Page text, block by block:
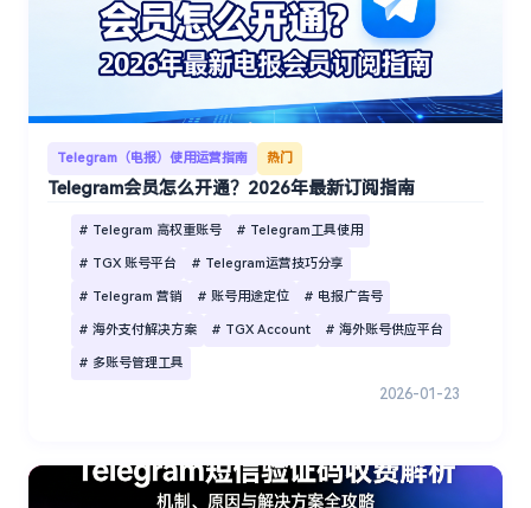
Telegram（电报）使用运营指南 热门
Telegram会员怎么开通？2026年最新订阅指南
# Telegram 高权重账号 # Telegram工具使用
# TGX 账号平台 # Telegram运营技巧分享
# Telegram 营销 # 账号用途定位 # 电报广告号
# 海外支付解决方案 # TGX Account # 海外账号供应平台
# 多账号管理工具
2026-01-23